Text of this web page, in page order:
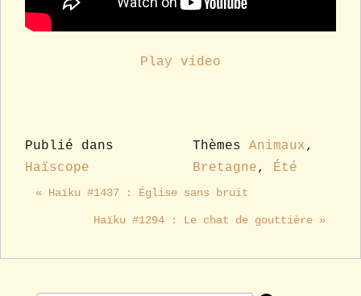
Play video
Publié dans
Haïscope
Thèmes Animaux,
Bretagne, Été
« Haïku #1437 : Église sans bruit
Haïku #1294 : Le chat de gouttière »